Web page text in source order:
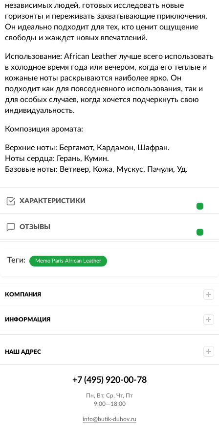
независимых людей, готовых исследовать новые
горизонты и переживать захватывающие приключения.
Он идеально подходит для тех, кто ценит ощущение
свободы и жаждет новых впечатлений.
Использование: African Leather лучше всего использовать
в холодное время года или вечером, когда его теплые и
кожаные ноты раскрываются наиболее ярко. Он
подходит как для повседневного использования, так и
для особых случаев, когда хочется подчеркнуть свою
индивидуальность.
Композиция аромата:
Верхние ноты: Бергамот, Кардамон, Шафран.
Ноты сердца: Герань, Кумин.
Базовые ноты: Ветивер, Кожа, Мускус, Пачули, Уд.
ХАРАКТЕРИСТИКИ
ОТЗЫВЫ
Теги: Memo Paris African Leather
КОМПАНИЯ
ИНФОРМАЦИЯ
НАШ АДРЕС
+7 (495) 920-00-78
Пн, Вт, Ср, Чт, Пт
9:00—18:00
info@butik-duhov.ru